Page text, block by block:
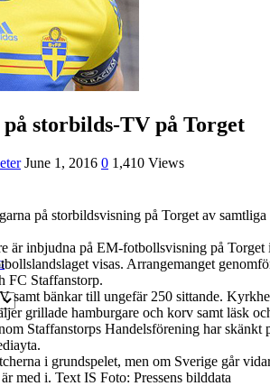
storbilds-TV på Torget
June 1, 2016 0 1,410 Views
på storbildsvisning på Torget av samtliga
är inbjudna på EM-fotbollsvisning på Torget
visas. Arrangemanget
FC Staffanstorp.
samt bänkar till ungefär 250 sittande.
grillade hamburgare och korv samt läsk
Staffanstorps Handelsförening har skänkt
i grundspelet, men om Sverige går
med i. Text IS Foto: Pressens bilddata